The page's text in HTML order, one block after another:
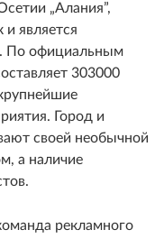
„Алания”,
и является
По официальным
303000
Город и
своей необычной
а наличие
рекламного